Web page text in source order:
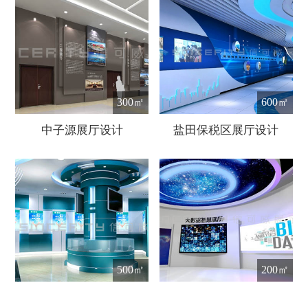
300㎡
中子源展厅设计
600㎡
盐田保税区展厅设计
500㎡ 200㎡